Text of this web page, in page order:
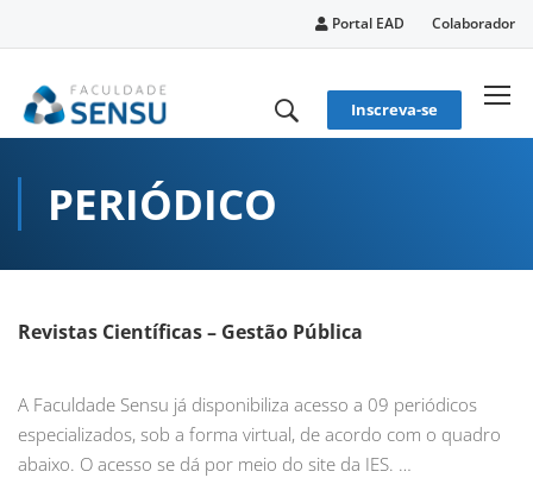
Portal EAD Colaborador
Inscreva-se
PERIÓDICO
Revistas Científicas – Gestão Pública
A Faculdade Sensu já disponibiliza acesso a 09 periódicos
especializados, sob a forma virtual, de acordo com o quadro
abaixo. O acesso se dá por meio do site da IES. …